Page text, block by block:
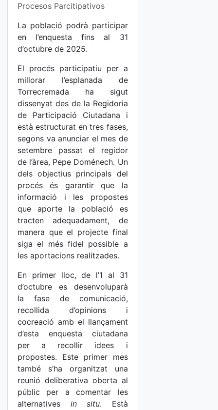
Procesos Parcitipativos
La població podrà participar
en l’enquesta fins al 31
d’octubre de 2025.
El procés participatiu per a
millorar l’esplanada de
Torrecremada ha sigut
dissenyat des de la Regidoria
de Participació Ciutadana i
està estructurat en tres fases,
segons va anunciar el mes de
setembre passat el regidor
de l’àrea, Pepe Doménech. Un
dels objectius principals del
procés és garantir que la
informació i les propostes
que aporte la població es
tracten adequadament, de
manera que el projecte final
siga el més fidel possible a
les aportacions realitzades.
En primer lloc, de l’1 al 31
d’octubre es desenvoluparà
la fase de comunicació,
recollida d’opinions i
cocreació amb el llançament
d’esta enquesta ciutadana
per a recollir idees i
propostes. Este primer mes
també s’ha organitzat una
reunió deliberativa oberta al
públic per a comentar les
alternatives in situ. Està